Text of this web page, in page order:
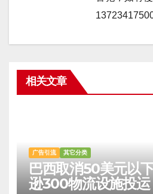
相关文章
广告引流 其它分类
巴西取消50美元以
逊300物流设施投运